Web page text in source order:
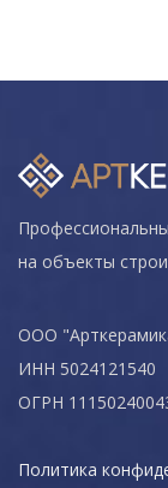
на объекты
ООО
ИНН 5024121540
ОГРН
Политика